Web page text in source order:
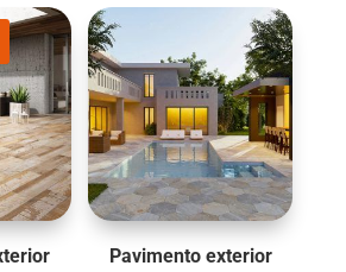
Pavimento exterior